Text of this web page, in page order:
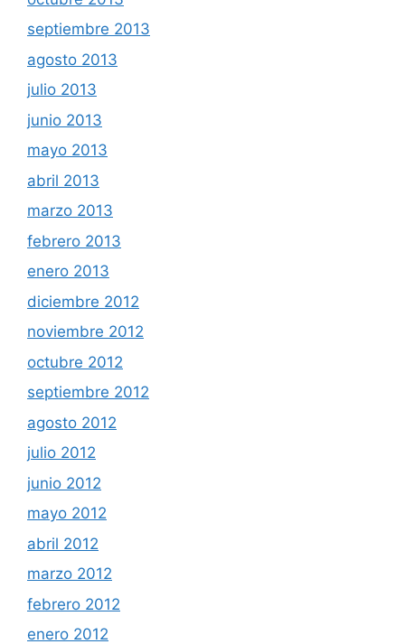
septiembre 2013
agosto 2013
julio 2013
junio 2013
mayo 2013
abril 2013
marzo 2013
febrero 2013
enero 2013
diciembre 2012
noviembre 2012
octubre 2012
septiembre 2012
agosto 2012
julio 2012
junio 2012
mayo 2012
abril 2012
marzo 2012
febrero 2012
enero 2012